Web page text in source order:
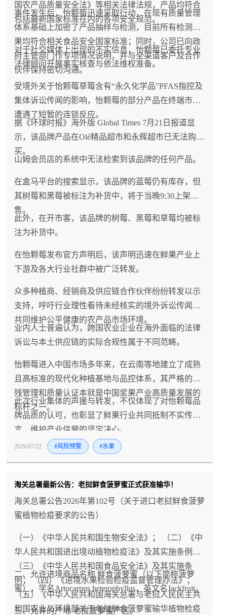
国农产品质量安全法》等相关法律法规，产品均符合
包括最新国家标准在内的各项安全规范。
事件发生后，怡颗莓迅速采取行动，在现有质量管理
体系基础上加密了产品抽样与检测，目前所有检测结
果均符合相关食品安全国家标准；同时，公司已向政
府主管部门作专项情况说明，并与全渠道客户及合作
伙伴保持密切沟通。
对于社交媒体上出现的不实信息，怡颗莓已委托专业
法律顾问开展事实核查与依法维权准备。
受境外关于怡颗莓草莓含有“永久化学品”PFAS指控及
集体诉讼传闻的影响，怡颗莓的部分产品在终端市场
遭遇了短暂的连锁反应。
据《环球时报》海外版 Global Times 7月21日报道显
示，该品牌产品在Olé精品超市和永辉超市已无法购
买。
山姆会员店的系统中无法检索到该品牌的任何产品。
在盒马平台的搜索显示，该品牌的蓝莓仍有库存，但
其树莓和黑莓被标注为补货中，将于当晚9:30上架销
售。
此外，在开市客，该品牌的树莓、黑莓和草莓均被标
注为补货中。
在怡颗莓发布官方声明后，该声明迅速在鲜果产业上
下游及各大行业社群中被广泛转发。
众多种植商、经销商及供应链合作伙伴纷纷转发以示
支持，呼吁行业理性看待未经核实的境外诉讼传闻，
共同维护公平健康的农产品市场环境。
业内人士普遍认为，跨国农业企业在海外面临的法律
诉讼与本土供应链的实际合规性属于不同范畴。
怡颗莓进入中国市场多年来，在云南等地建立了成熟
且高标准的现代化种植基地与品控体系，其严格的农
残管理和质量认证本就是中国浆果产业高质量发展的
标杆之一。
此次行业集体的声援与转发，不仅体现了对怡颗莓品
牌品质的认可，也彰显了鲜果行业共同抵制不实传
言、维护产业信誉的坚定决心。
2026/07/22 #风险预警 #水果
海关总署最新公告：老挝鲜食菠萝蜜正式获准输华！
海关总署公告2026年第102号（关于进口老挝鲜食菠萝
蜜植物检疫要求的公告）
（一）《中华人民共和国生物安全法》； （二）《中
华人民共和国进出境动植物检疫法》及其实施条例；
（三）《中华人民共和国食品安全法》及其实施条
例； （四）《进境水果检验检疫监督管理办法》；
（五）《中华人民共和国海关总署与老挝人民民主共
和国农业与环境部关于老挝鲜食菠萝蜜输华植物检疫
二、允许进境商品名称 鲜食菠萝蜜（以下简称菠萝
蜜），学名Artocarpus heterophyllus，英文名Jackfruit。
三、允许的产地 老挝菠萝蜜产区。